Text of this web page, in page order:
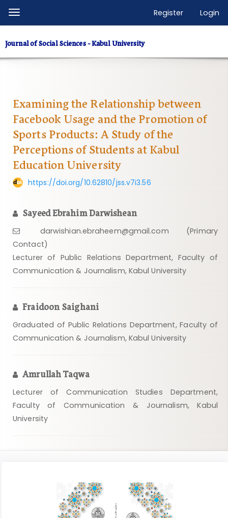
Quick
page
content
Content
Sidebar
Toggle
navigation
Register Login
Journal of Social Sciences - Kabul University
Examining the Relationship between
Facebook Usage and the Promotion of
Sports Products: A Study of the
Perceptions of Students at Kabul
Education University
https://doi.org/10.62810/jss.v7i3.56
Sayeed Ebrahim Darwishean
darwishian.ebraheem@gmail.com (Primary
Contact)
Lecturer of Public Relations Department, Faculty of
Communication & Journalism, Kabul University
Fraidoon Saighani
Graduated of Public Relations Department, Faculty of
Communication & Journalism, Kabul University
Amrullah Taqwa
Lecturer of Communication Studies Department,
Faculty of Communication & Journalism, Kabul
University